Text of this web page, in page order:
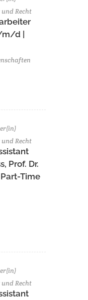
Recht
m/d |
Recht
Prof. Dr.
Time
Recht